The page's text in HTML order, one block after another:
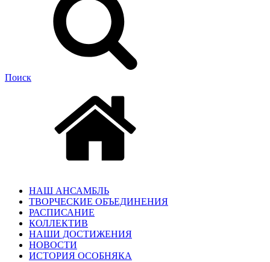
Поиск
НАШ АНСАМБЛЬ
ТВОРЧЕСКИЕ ОБЪЕДИНЕНИЯ
РАСПИСАНИЕ
КОЛЛЕКТИВ
НАШИ ДОСТИЖЕНИЯ
НОВОСТИ
ИСТОРИЯ ОСОБНЯКА